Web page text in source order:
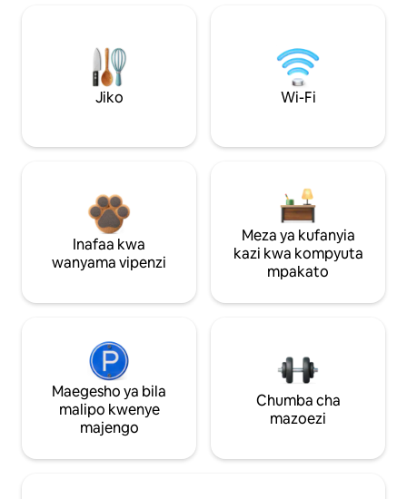
Jiko Wi-Fi
Inafaa kwa
wanyama vipenzi
Meza ya kufanyia
kazi kwa kompyuta
mpakato
Maegesho ya bila
malipo kwenye
majengo
Chumba cha
mazoezi